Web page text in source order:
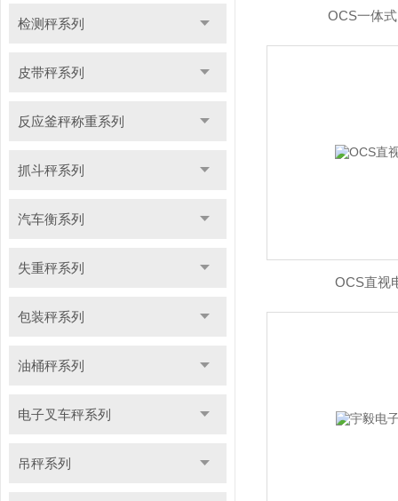
检测秤系列
皮带秤系列
反应釜秤称重系列
抓斗秤系列
汽车衡系列
失重秤系列
包装秤系列
油桶秤系列
电子叉车秤系列
吊秤系列
OCS一体
OCS直视